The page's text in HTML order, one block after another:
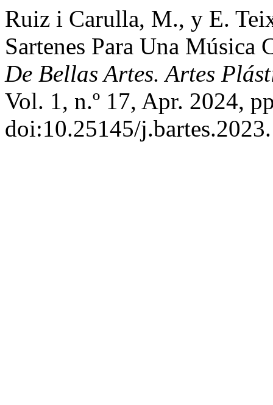
Ruiz i Carulla, M., y E.
Sartenes Para Una
De Bellas Artes. Artes
Vol. 1, n.º 17, Apr. 2024,
doi:10.25145/